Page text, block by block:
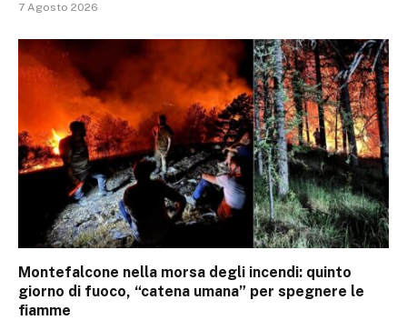
7 Agosto 2026
Montefalcone nella morsa degli incendi: quinto
giorno di fuoco, “catena umana” per spegnere le
fiamme